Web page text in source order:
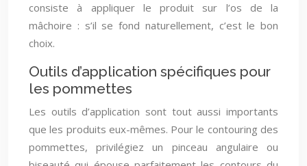
consiste à appliquer le produit sur l’os de la
mâchoire : s’il se fond naturellement, c’est le bon
choix.
Outils d’application spécifiques pour
les pommettes
Les outils d’application sont tout aussi importants
que les produits eux-mêmes. Pour le contouring des
pommettes, privilégiez un pinceau angulaire ou